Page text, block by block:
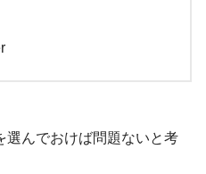
選んでおけば問題ないと考